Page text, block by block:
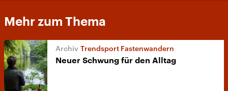
Mehr zum Thema
Trendsport Fastenwandern
Neuer Schwung für den Alltag